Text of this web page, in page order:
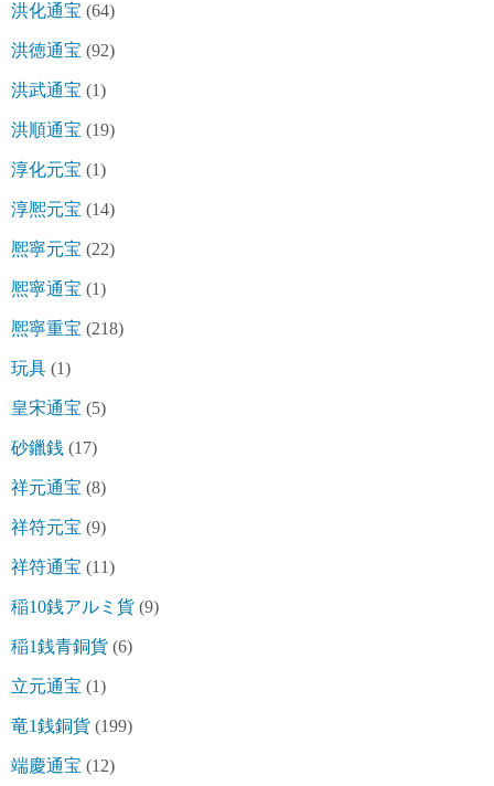
洪化通宝 (64)
洪徳通宝 (92)
洪武通宝 (1)
洪順通宝 (19)
淳化元宝 (1)
淳熈元宝 (14)
熈寧元宝 (22)
熈寧通宝 (1)
熈寧重宝 (218)
玩具 (1)
皇宋通宝 (5)
砂鑞銭 (17)
祥元通宝 (8)
祥符元宝 (9)
祥符通宝 (11)
稲10銭アルミ貨 (9)
稲1銭青銅貨 (6)
立元通宝 (1)
竜1銭銅貨 (199)
端慶通宝 (12)